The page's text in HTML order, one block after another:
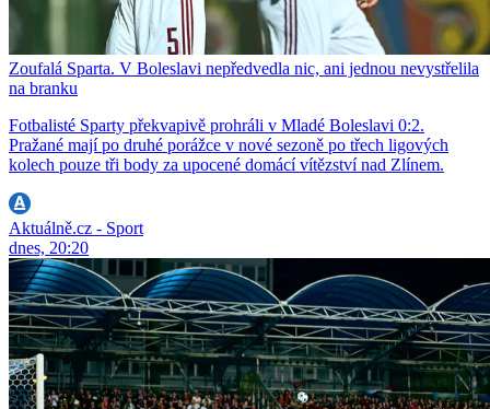
Zoufalá Sparta. V Boleslavi nepředvedla nic, ani jednou nevystřelila
na branku
Fotbalisté Sparty překvapivě prohráli v Mladé Boleslavi 0:2.
Pražané mají po druhé porážce v nové sezoně po třech ligových
kolech pouze tři body za upocené domácí vítězství nad Zlínem.
Aktuálně.cz - Sport
dnes, 20:20